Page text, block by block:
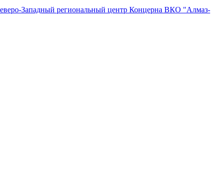
Западный региональный центр Концерна ВКО "Алмаз-